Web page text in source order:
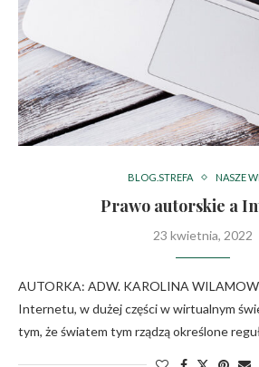
BLOG.STREFA NASZE
Prawo autorskie a
23 kwietnia, 2022
AUTORKA: ADW. KAROLINA
Internetu, w dużej części w wirtualnym
tym, że światem tym rządzą określone